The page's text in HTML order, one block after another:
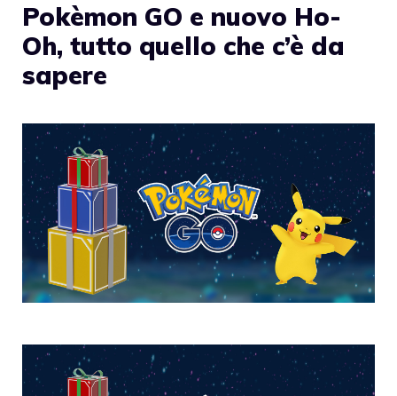
Pokèmon GO e nuovo Ho-
Oh, tutto quello che c’è da
sapere